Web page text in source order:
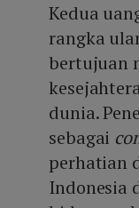
Kedua
rangka
bertujuan
dunia.
sebagai
perhatian
Indonesia